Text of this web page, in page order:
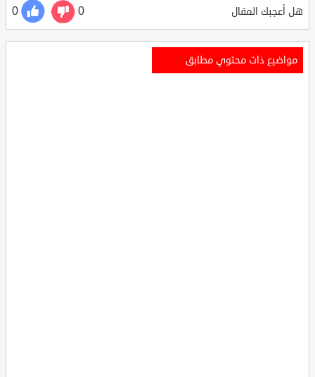
هل أعجبك المقال 0
0
مواضيع ذات محتوي مطابق